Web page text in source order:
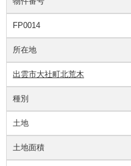
FP0014
所在地
出雲市大社町北荒木
種別
土地
土地面積